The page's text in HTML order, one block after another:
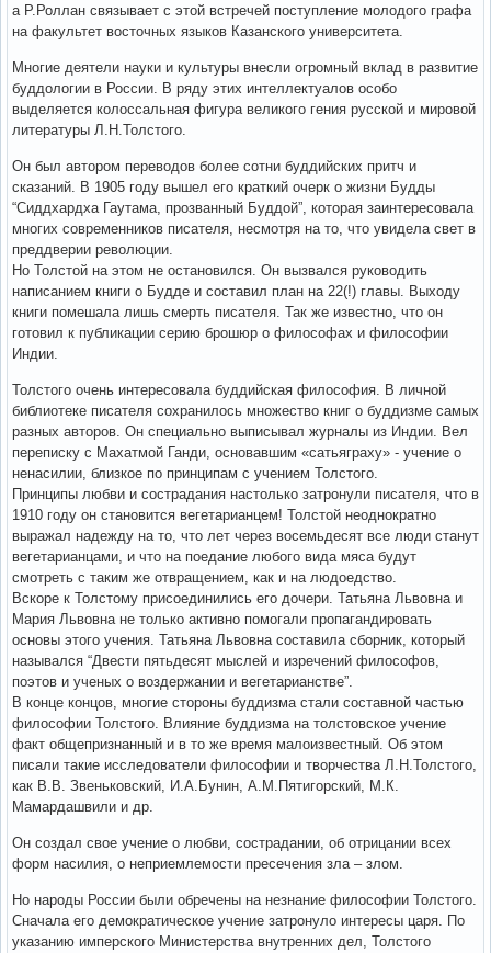
а Р.Роллан связывает с этой встречей поступление молодого графа
на факультет восточных языков Казанского университета.
Многие деятели науки и культуры внесли огромный вклад в развитие
буддологии в России. В ряду этих интеллектуалов особо
выделяется колоссальная фигура великого гения русской и мировой
литературы Л.Н.Толстого.
Он был автором переводов более сотни буддийских притч и
сказаний. В 1905 году вышел его краткий очерк о жизни Будды
“Сиддхардха Гаутама, прозванный Буддой”, которая заинтересовала
многих современников писателя, несмотря на то, что увидела свет в
преддверии революции.
Но Толстой на этом не остановился. Он вызвался руководить
написанием книги о Будде и составил план на 22(!) главы. Выходу
книги помешала лишь смерть писателя. Так же известно, что он
готовил к публикации серию брошюр о философах и философии
Индии.
Толстого очень интересовала буддийская философия. В личной
библиотеке писателя сохранилось множество книг о буддизме самых
разных авторов. Он специально выписывал журналы из Индии. Вел
переписку с Махатмой Ганди, основавшим «сатьяграху» - учение о
ненасилии, близкое по принципам с учением Толстого.
Принципы любви и сострадания настолько затронули писателя, что в
1910 году он становится вегетарианцем! Толстой неоднократно
выражал надежду на то, что лет через восемьдесят все люди станут
вегетарианцами, и что на поедание любого вида мяса будут
смотреть с таким же отвращением, как и на людоедство.
Вскоре к Толстому присоединились его дочери. Татьяна Львовна и
Мария Львовна не только активно помогали пропагандировать
основы этого учения. Татьяна Львовна составила сборник, который
назывался “Двести пятьдесят мыслей и изречений философов,
поэтов и ученых о воздержании и вегетарианстве”.
В конце концов, многие стороны буддизма стали составной частью
философии Толстого. Влияние буддизма на толстовское учение
факт общепризнанный и в то же время малоизвестный. Об этом
писали такие исследователи философии и творчества Л.Н.Толстого,
как В.В. Звеньковский, И.А.Бунин, А.М.Пятигорский, М.К.
Мамардашвили и др.
Он создал свое учение о любви, сострадании, об отрицании всех
форм насилия, о неприемлемости пресечения зла – злом.
Но народы России были обречены на незнание философии Толстого.
Сначала его демократическое учение затронуло интересы царя. По
указанию имперского Министерства внутренних дел, Толстого